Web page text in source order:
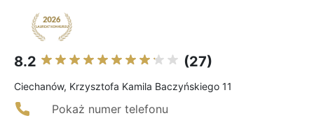
8.2 (27)
Ciechanów, Krzysztofa Kamila Baczyńskiego 11
Pokaż numer telefonu